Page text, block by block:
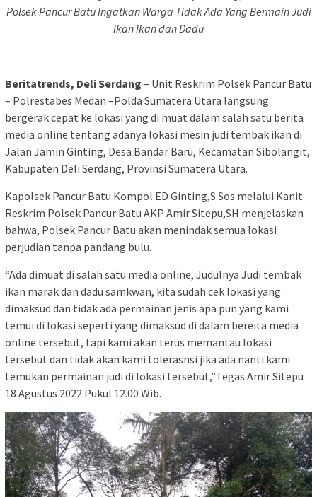
Polsek Pancur Batu Ingatkan Warga Tidak Ada Yang Bermain Judi
Ikan Ikan dan Dadu
Beritatrends, Deli Serdang – Unit Reskrim Polsek Pancur Batu
– Polrestabes Medan –Polda Sumatera Utara langsung
bergerak cepat ke lokasi yang di muat dalam salah satu berita
media online tentang adanya lokasi mesin judi tembak ikan di
Jalan Jamin Ginting, Desa Bandar Baru, Kecamatan Sibolangit,
Kabupaten Deli Serdang, Provinsi Sumatera Utara.
Kapolsek Pancur Batu Kompol ED Ginting,S.Sos melalui Kanit
Reskrim Polsek Pancur Batu AKP Amir Sitepu,SH menjelaskan
bahwa, Polsek Pancur Batu akan menindak semua lokasi
perjudian tanpa pandang bulu.
“Ada dimuat di salah satu media online, Judulnya Judi tembak
ikan marak dan dadu samkwan, kita sudah cek lokasi yang
dimaksud dan tidak ada permainan jenis apa pun yang kami
temui di lokasi seperti yang dimaksud di dalam bereita media
online tersebut, tapi kami akan terus memantau lokasi
tersebut dan tidak akan kami tolerasnsi jika ada nanti kami
temukan permainan judi di lokasi tersebut,”Tegas Amir Sitepu
18 Agustus 2022 Pukul 12.00 Wib.